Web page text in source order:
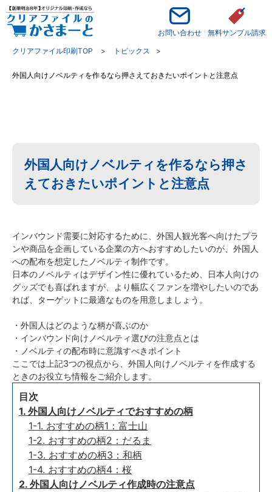
お問い合わせ
無料サンプル請求
クリアファイル印刷TOP
トピックス
外国人向けノベルティを作るなら押さえておきたいポイントと注意点
外国人向けノベルティを作るなら押さ
えておきたいポイントと注意点
インバウンド需要に対応するために、外国人観光客へ向けたプラ
ンや商品を企画している企業の方へおすすめしたいのが、外国人
への配布を想定したノベルティ制作です。
日本のノベルティはデザイン性に優れているため、日本人向けの
グッズでも喜ばれますが、より幅広くファンを増やしたいのであ
れば、ターゲットに最適なものを用意しましょう。
・外国人はどのような柄が喜ぶのか
・インバウンド向けノベルティ選びの注意点とは
・ノベルティの配布時に意識すべきポイント
ここでは上記3つの視点から、外国人向けノベルティを作成する
ときのお役立ち情報をご紹介します。
目次
1. 外国人向けノベルティでおすすめの柄
1-1. おすすめの柄1：富士山
1-2. おすすめの柄2：だるま
1-3. おすすめの柄3：和柄
1-4. おすすめの柄4：桜
2. 外国人向けノベルティ作成時の注意点